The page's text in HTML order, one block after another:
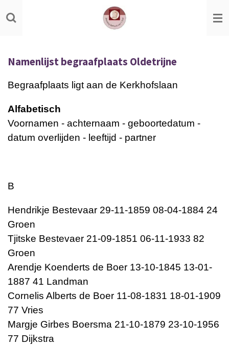
Ga
direct
hoofdinhoud
Namenlijst begraafplaats Oldetrijne
Begraafplaats ligt aan de Kerkhofslaan
Alfabetisch
Voornamen - achternaam - geboortedatum -
datum overlijden - leeftijd - partner
B
Hendrikje Bestevaar 29-11-1859 08-04-1884 24
Groen
Tjitske Bestevaer 21-09-1851 06-11-1933 82
Groen
Arendje Koenderts de Boer 13-10-1845 13-01-
1887 41 Landman
Cornelis Alberts de Boer 11-08-1831 18-01-1909
77 Vries
Margje Girbes Boersma 21-10-1879 23-10-1956
77 Dijkstra